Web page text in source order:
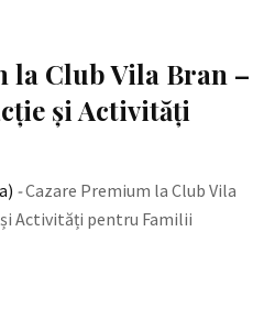
la Club Vila Bran –
și Activități
-Cazare Premium la Club Vila
Activități pentru Familii